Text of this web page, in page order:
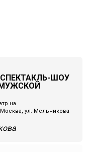
ШОУ
на
Москва, ул. Мельникова